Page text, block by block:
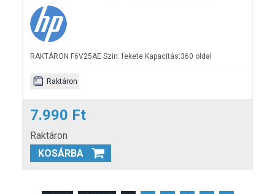
RAKTÁRON F6V25AE Szín: fekete Kapacitás:360 oldal
Raktáron
7.990 Ft
Raktáron
KOSÁRBA